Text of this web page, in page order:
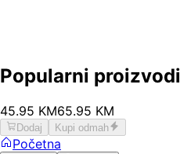
Popularni proizvodi
45.95 KM65.95 KM
Dodaj Kupi odmah
Početna